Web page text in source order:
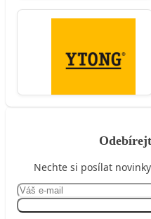
Nechte si posílat